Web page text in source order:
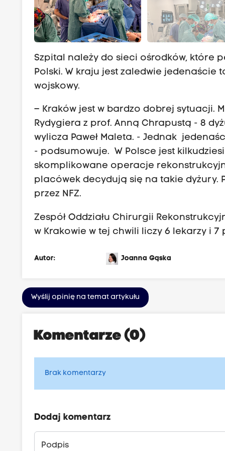
Szpital należy do sieci ośrodków, które
Polski. W kraju jest zaledwie
wojskowy.
– Kraków jest w bardzo dobrej sytuacji.
Rydygiera z prof. Anną Chrapustą - 8
wylicza Paweł Maleta. - Jednak
- podsumowuje. W Polsce jest
skomplikowane operacje
placówek decydują się na takie dyżury.
przez NFZ.
Zespół Oddziału Chirurgii
w Krakowie w tej chwili liczy 6 lekarzy i
Autor: Joanna Gąska
Wyślij opinię na temat artykułu
Komentarze (0)
Brak komentarzy
Dodaj komentarz
Podpis